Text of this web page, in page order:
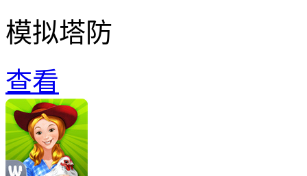
模拟塔防
查看